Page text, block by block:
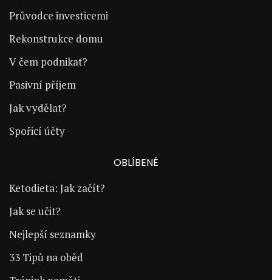
Průvodce investicemi
Rekonstrukce domu
V čem podnikat?
Pasivní příjem
Jak vydělat?
Spořicí účty
OBLÍBENÉ
Ketodieta: Jak začít?
Jak se učit?
Nejlepší seznamky
33 Tipů na oběd